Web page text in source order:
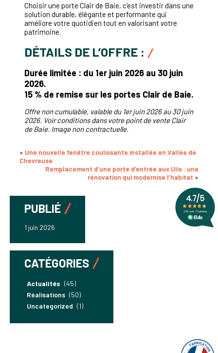
Choisir une porte Clair de Baie, c’est investir dans une
solution durable, élégante et performante qui
améliore votre quotidien tout en valorisant votre
patrimoine.
DÉTAILS DE L’OFFRE :
Durée limitée : du 1er juin 2026 au 30 juin
2026.
15 % de remise sur les portes Clair de Baie.
Offre non cumulable, valable du 1er juin 2026 au 30 juin
2026. Voir conditions dans votre point de vente Clair
de Baie. Image non contractuelle.
« Une nouvelle fenêtre coulissante installée en Vallée de
Chevreuse
Remplacement d’une porte d’entrée aux Ulis : une
rénovation qui modernise l’habitat »
PUBLIÉ
1 juin 2026
CATÉGORIES
Actualités (45)
Réalisations (50)
Uncategorized (1)